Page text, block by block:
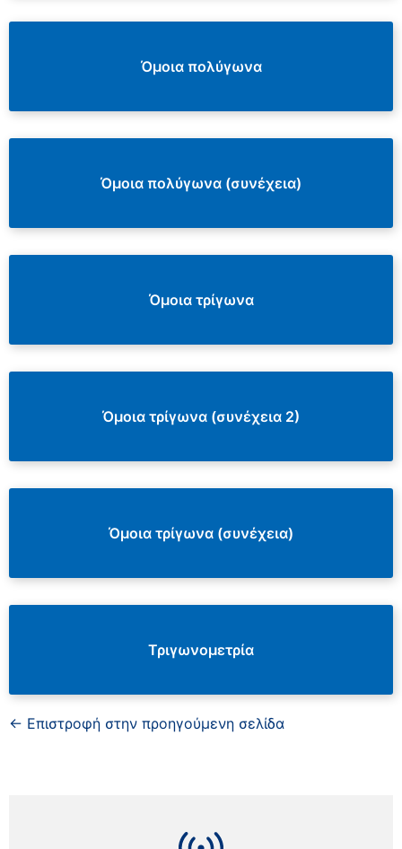
Όμοια πολύγωνα
Όμοια πολύγωνα (συνέχεια)
Όμοια τρίγωνα
Όμοια τρίγωνα (συνέχεια 2)
Όμοια τρίγωνα (συνέχεια)
Τριγωνομετρία
← Επιστροφή στην προηγούμενη σελίδα